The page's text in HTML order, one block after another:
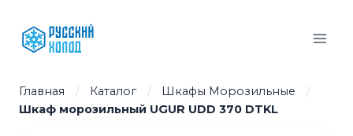
содержимому
Главная / Каталог / Шкафы Морозильные
/
Шкаф морозильный UGUR UDD 370 DTKL